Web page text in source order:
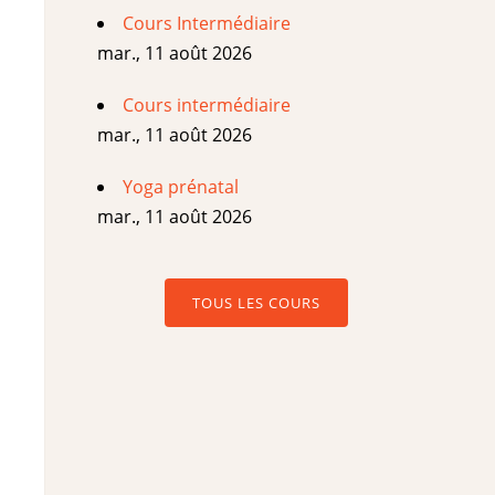
Cours Intermédiaire
mar., 11 août 2026
Cours intermédiaire
mar., 11 août 2026
Yoga prénatal
mar., 11 août 2026
TOUS LES COURS